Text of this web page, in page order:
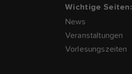
Wichtige Seiten:
News
Veranstaltungen
Vorlesungszeiten